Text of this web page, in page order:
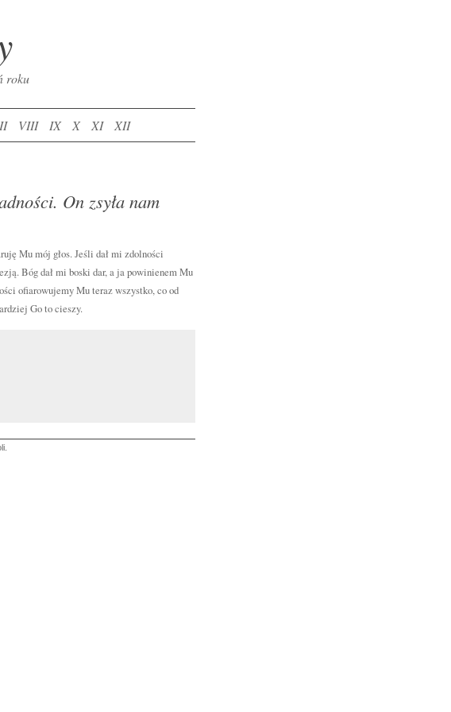
roku
VIII IX X XI XII
On zsyła nam
Mu mój głos. Jeśli dał mi zdolności
Bóg dał mi boski dar, a ja powinienem Mu
ofiarowujemy Mu teraz wszystko, co od
Go to cieszy.